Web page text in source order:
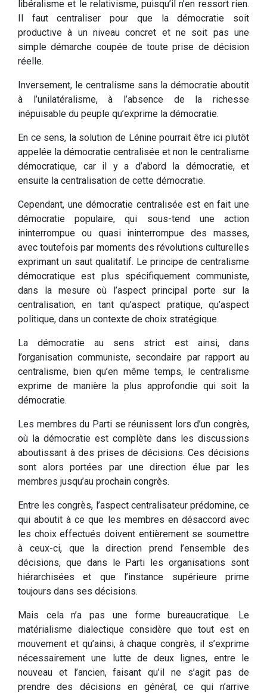
libéralisme et le relativisme, puisqu’il n’en ressort rien.
Il faut centraliser pour que la démocratie soit
productive à un niveau concret et ne soit pas une
simple démarche coupée de toute prise de décision
réelle.
Inversement, le centralisme sans la démocratie aboutit
à l’unilatéralisme, à l’absence de la richesse
inépuisable du peuple qu’exprime la démocratie.
En ce sens, la solution de Lénine pourrait être ici plutôt
appelée la démocratie centralisée et non le centralisme
démocratique, car il y a d’abord la démocratie, et
ensuite la centralisation de cette démocratie.
Cependant, une démocratie centralisée est en fait une
démocratie populaire, qui sous-tend une action
ininterrompue ou quasi ininterrompue des masses,
avec toutefois par moments des révolutions culturelles
exprimant un saut qualitatif. Le principe de centralisme
démocratique est plus spécifiquement communiste,
dans la mesure où l’aspect principal porte sur la
centralisation, en tant qu’aspect pratique, qu’aspect
politique, dans un contexte de choix stratégique.
La démocratie au sens strict est ainsi, dans
l’organisation communiste, secondaire par rapport au
centralisme, bien qu’en même temps, le centralisme
exprime de manière la plus approfondie qui soit la
démocratie.
Les membres du Parti se réunissent lors d’un congrès,
où la démocratie est complète dans les discussions
aboutissant à des prises de décisions. Ces décisions
sont alors portées par une direction élue par les
membres jusqu’au prochain congrès.
Entre les congrès, l’aspect centralisateur prédomine, ce
qui aboutit à ce que les membres en désaccord avec
les choix effectués doivent entièrement se soumettre
à ceux-ci, que la direction prend l’ensemble des
décisions, que dans le Parti les organisations sont
hiérarchisées et que l’instance supérieure prime
toujours dans ses décisions.
Mais cela n’a pas une forme bureaucratique. Le
matérialisme dialectique considère que tout est en
mouvement et qu’ainsi, à chaque congrès, il s’exprime
nécessairement une lutte de deux lignes, entre le
nouveau et l’ancien, faisant qu’il ne s’agit pas de
prendre des décisions en général, ce qui n’arrive